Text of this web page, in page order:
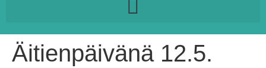
Äitienpäivänä 12.5.